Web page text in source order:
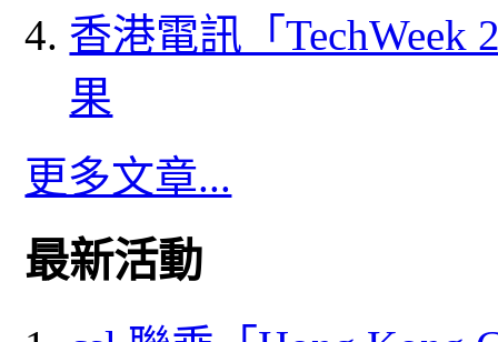
香港電訊「
果
更多文章...
最新活動